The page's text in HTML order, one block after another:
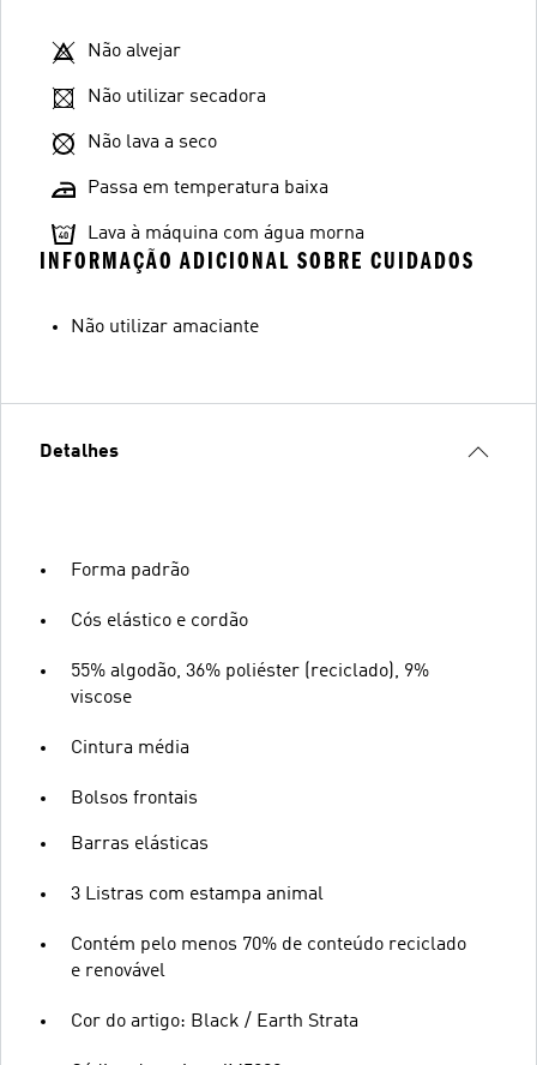
Não alvejar
Não utilizar secadora
Não lava a seco
Passa em temperatura baixa
Lava à máquina com água morna
INFORMAÇÃO ADICIONAL SOBRE CUIDADOS
Não utilizar amaciante
Detalhes
Forma padrão
Cós elástico e cordão
55% algodão, 36% poliéster (reciclado), 9%
viscose
Cintura média
Bolsos frontais
Barras elásticas
3 Listras com estampa animal
Contém pelo menos 70% de conteúdo reciclado
e renovável
Cor do artigo: Black / Earth Strata